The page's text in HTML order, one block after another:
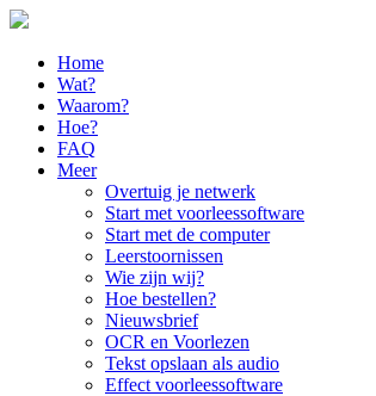
Home
Wat?
Waarom?
Hoe?
FAQ
Meer
Overtuig je netwerk
Start met voorleessoftware
Start met de computer
Leerstoornissen
Wie zijn wij?
Hoe bestellen?
Nieuwsbrief
OCR en Voorlezen
Tekst opslaan als audio
Effect voorleessoftware